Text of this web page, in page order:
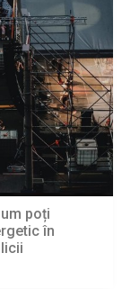
poți
în